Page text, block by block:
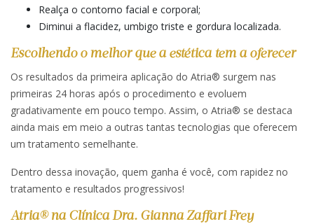
Realça o contorno facial e corporal;
Diminui a flacidez, umbigo triste e gordura localizada.
Escolhendo o melhor que a estética tem a oferecer
Os resultados da primeira aplicação do Atria® surgem nas
primeiras 24 horas após o procedimento e evoluem
gradativamente em pouco tempo. Assim, o Atria® se destaca
ainda mais em meio a outras tantas tecnologias que oferecem
um tratamento semelhante.
Dentro dessa inovação, quem ganha é você, com rapidez no
tratamento e resultados progressivos!
Atria® na Clínica Dra. Gianna Zaffari Frey